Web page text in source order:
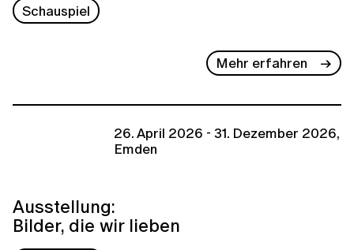
Schauspiel
Mehr erfahren
26. April 2026 - 31. Dezember 2026,
Emden
Ausstellung:
Bilder, die wir lieben